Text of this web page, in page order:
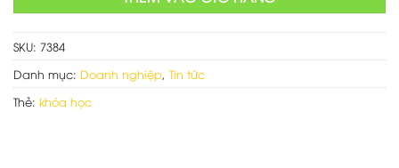
SKU: 7384
Danh mục: Doanh nghiệp, Tin tức
Thẻ: khóa học